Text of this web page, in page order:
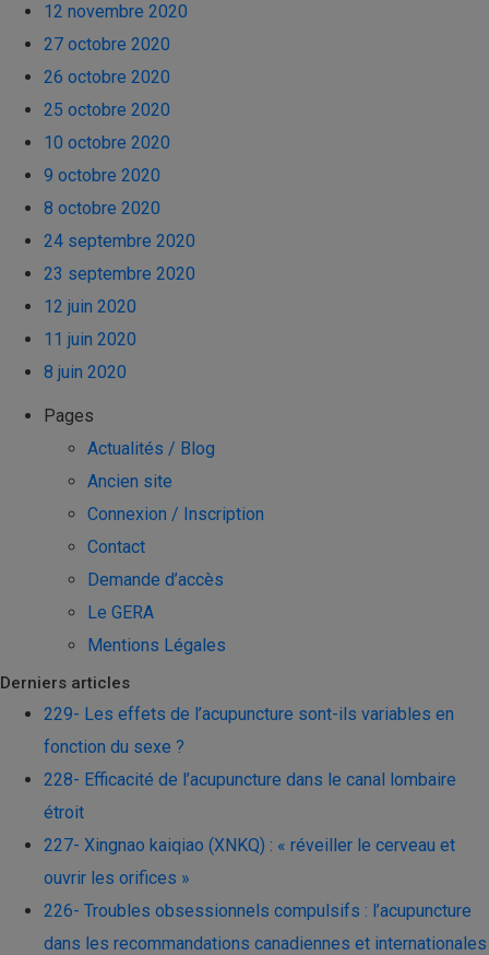
12 novembre 2020
27 octobre 2020
26 octobre 2020
25 octobre 2020
10 octobre 2020
9 octobre 2020
8 octobre 2020
24 septembre 2020
23 septembre 2020
12 juin 2020
11 juin 2020
8 juin 2020
Pages
Actualités / Blog
Ancien site
Connexion / Inscription
Contact
Demande d’accès
Le GERA
Mentions Légales
Derniers articles
229- Les effets de l’acupuncture sont-ils variables en
fonction du sexe ?
228- Efficacité de l’acupuncture dans le canal lombaire
étroit
227- Xingnao kaiqiao (XNKQ) : « réveiller le cerveau et
ouvrir les orifices »
226- Troubles obsessionnels compulsifs : l’acupuncture
dans les recommandations canadiennes et internationales